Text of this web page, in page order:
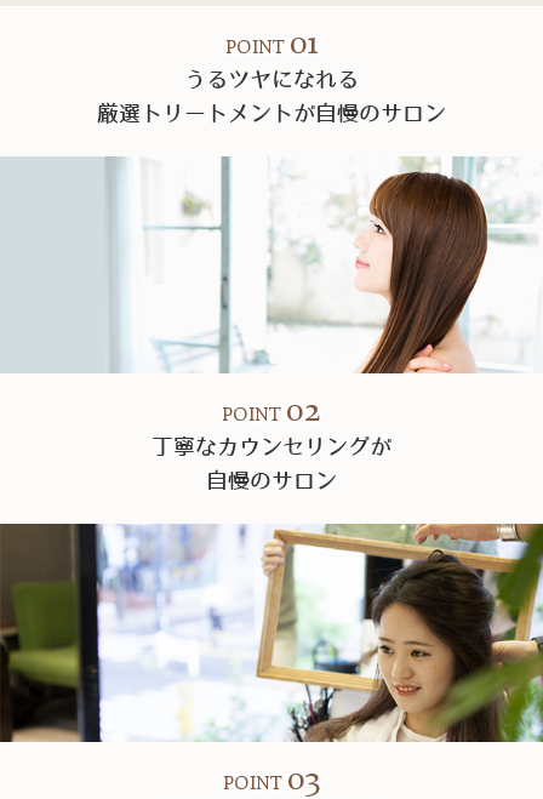
POINT 01
うるツヤになれる
厳選トリートメントが自慢のサロン
POINT 02
丁寧なカウンセリングが
自慢のサロン
POINT 03